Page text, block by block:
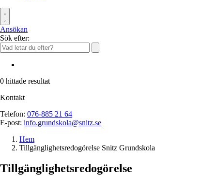
Ansökan
Sök efter:
0 hittade resultat
Kontakt
Telefon: 076-885 21 64
E-post: info.grundskola@snitz.se
Hem
Tillgänglighetsredogörelse Snitz Grundskola
Tillgänglighetsredogörelse